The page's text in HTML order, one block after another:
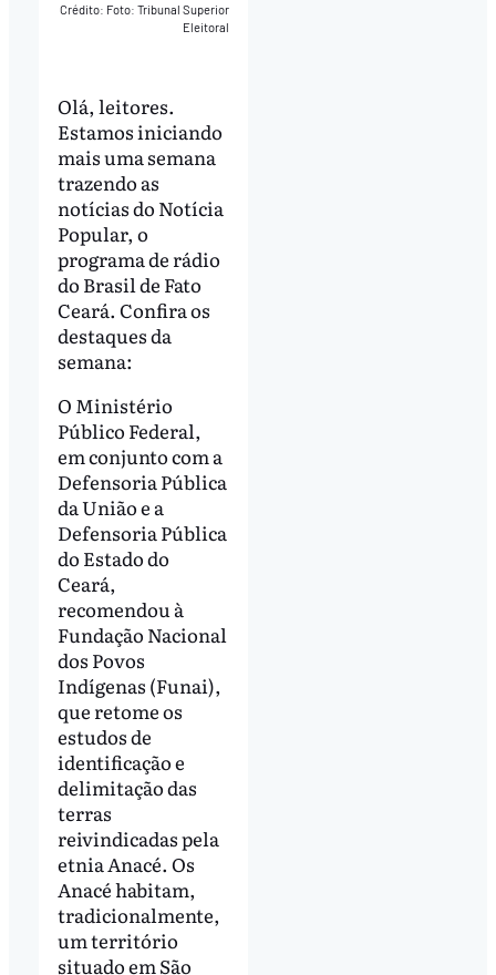
Crédito: Foto: Tribunal Superior
Eleitoral
Olá, leitores.
Estamos iniciando
mais uma semana
trazendo as
notícias do Notícia
Popular, o
programa de rádio
do Brasil de Fato
Ceará. Confira os
destaques da
semana:
O Ministério
Público Federal,
em conjunto com a
Defensoria Pública
da União e a
Defensoria Pública
do Estado do
Ceará,
recomendou à
Fundação Nacional
dos Povos
Indígenas (Funai),
que retome os
estudos de
identificação e
delimitação das
terras
reivindicadas pela
etnia Anacé. Os
Anacé habitam,
tradicionalmente,
um território
situado em São